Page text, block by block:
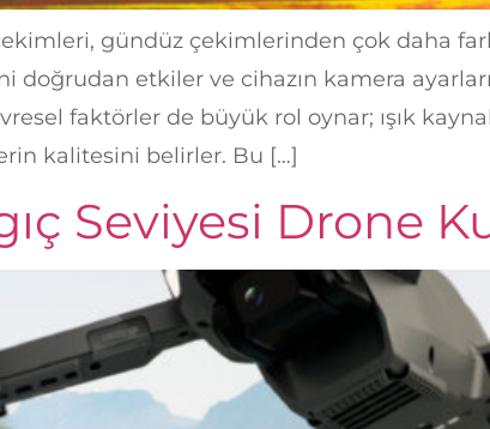
gündüz çekimlerinden çok daha
doğrudan etkiler ve cihazın kamera
faktörler de büyük rol oynar; ışık
kalitesini belirler. Bu […]
Seviyesi Drone